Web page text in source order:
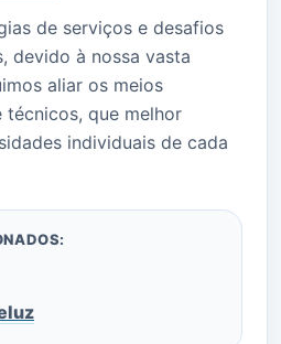
de serviços e desafios
devido à nossa vasta
aliar os meios
técnicos, que melhor
individuais de cada